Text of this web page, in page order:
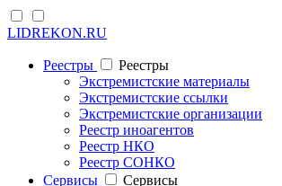
LIDREKON.RU
Реестры
Реестры
Экстремистские материалы
Экстремистские ссылки
Экстремистские организации
Реестр иноагентов
Реестр НКО
Реестр СОНКО
Cервисы
Cервисы